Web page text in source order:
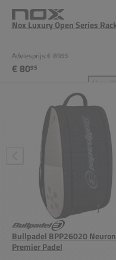
Bag Large toevoegen aan
Nox Luxury Open Series
Adviesprijs:€ 8995
€ 8095
Bullpadel BPP26020 Neuron
Premier Padel